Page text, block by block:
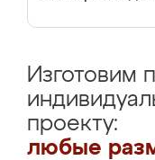
Изготовим
проекту:
любые